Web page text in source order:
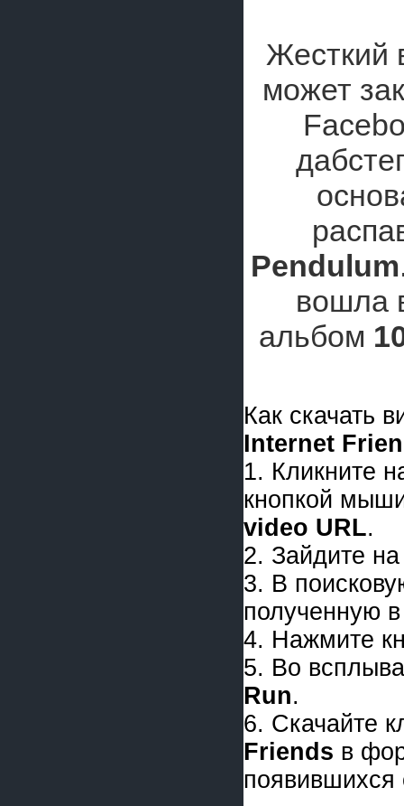
Жесткий
может
Pendulum
вошла
альбом
Как скачать
Internet
1. Кликните
кнопкой
video URL.
2. Зайдите
3. В
полученную
4. Нажмите
5. Во
Run.
6. Скачайте
Friends в
появившихся